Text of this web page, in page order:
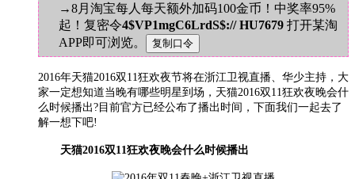
→8月淘宝每人每天额外加码100金币！中奖率95%
起！复密令4$VP1mgC6LrdS$:// HU7679 打开某淘
APP即可浏览。
2016年天猫2016双11狂欢夜节将在浙江卫视直播、华少主持，大
家一定想知道当晚有哪些明星到场，天猫2016双11狂欢夜晚会什
么时候播出?目前官方已经公布了播出时间，下面我们一起去了
解一想下吧!
天猫2016双11狂欢夜晚会什么时候播出